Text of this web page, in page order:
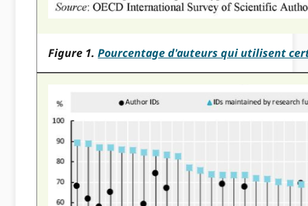
Figure 1.Pourcentage d'auteurs qui utilisent